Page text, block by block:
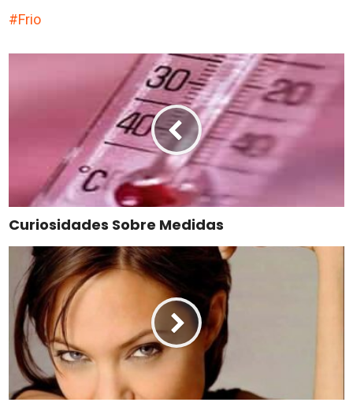
Frio
Curiosidades Sobre Medidas